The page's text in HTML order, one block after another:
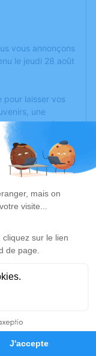
Hommages
vous annonçons
le jeudi 28 août
pour laisser vos
une
des poèmes
dédié à
estdisponible
hommage